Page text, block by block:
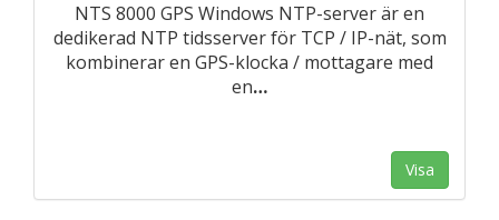
NTS 8000 GPS Windows NTP-server är en
dedikerad NTP tidsserver för TCP / IP-nät, som
kombinerar en GPS-klocka / mottagare med
en…
Visa